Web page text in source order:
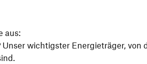
aus:
Unser wichtigster Energieträger, von